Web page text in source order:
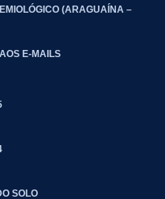
(ARAGUAÍNA –
E-MAILS
SOLO